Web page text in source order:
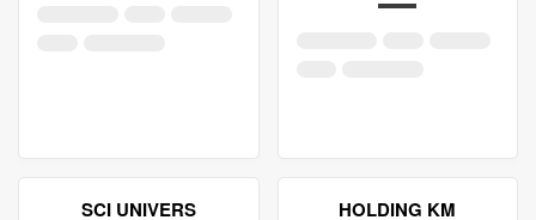
SCI UNIVERS HOLDING KM